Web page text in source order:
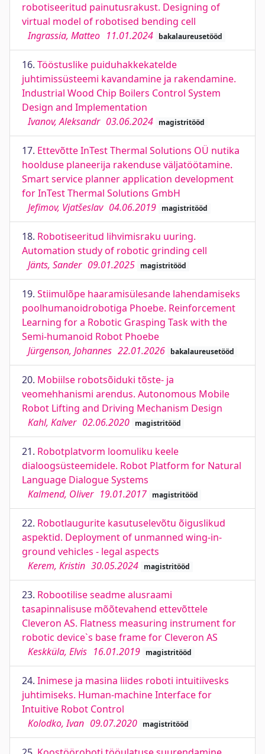
robotiseeritud painutusrakust. Designing of
virtual model of robotised bending cell
Ingrassia, Matteo 11.01.2024 bakalaureusetööd
16. Tööstuslike puiduhakkekatelde
juhtimissüsteemi kavandamine ja rakendamine.
Industrial Wood Chip Boilers Control System
Design and Implementation
Ivanov, Aleksandr 03.06.2024 magistritööd
17. Ettevõtte InTest Thermal Solutions OÜ nutika
hoolduse planeerija rakenduse väljatöötamine.
Smart service planner application development
for InTest Thermal Solutions GmbH
Jefimov, Vjatšeslav 04.06.2019 magistritööd
18. Robotiseeritud lihvimisraku uuring.
Automation study of robotic grinding cell
Jänts, Sander 09.01.2025 magistritööd
19. Stiimulõpe haaramisülesande lahendamiseks
poolhumanoidrobotiga Phoebe. Reinforcement
Learning for a Robotic Grasping Task with the
Semi-humanoid Robot Phoebe
Jürgenson, Johannes 22.01.2026 bakalaureusetööd
20. Mobiilse robotsõiduki tõste- ja
veomehhanismi arendus. Autonomous Mobile
Robot Lifting and Driving Mechanism Design
Kahl, Kalver 02.06.2020 magistritööd
21. Robotplatvorm loomuliku keele
dialoogsüsteemidele. Robot Platform for Natural
Language Dialogue Systems
Kalmend, Oliver 19.01.2017 magistritööd
22. Robotlaugurite kasutuselevõtu õiguslikud
aspektid. Deployment of unmanned wing-in-
ground vehicles - legal aspects
Kerem, Kristin 30.05.2024 magistritööd
23. Robootilise seadme alusraami
tasapinnalisuse mõõtevahend ettevõttele
Cleveron AS. Flatness measuring instrument for
robotic device`s base frame for Cleveron AS
Keskküla, Elvis 16.01.2019 magistritööd
24. Inimese ja masina liides roboti intuitiivesks
juhtimiseks. Human-machine Interface for
Intuitive Robot Control
Kolodko, Ivan 09.07.2020 magistritööd